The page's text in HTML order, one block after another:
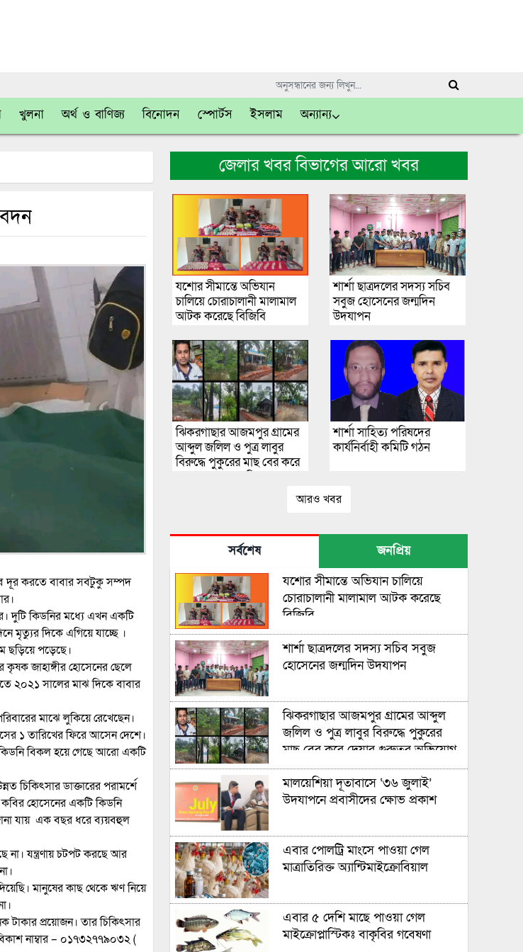
খুলনা অর্থ ও বাণিজ্য বিনোদন স্পোর্টস ইসলাম অন্যান্য
দূর করতে বাবার সবটুকু সম্পদ
দুটি কিডনির মধ্যে এখন একটি
মৃত্যুর দিকে এগিয়ে যাচ্ছে ।
ছড়িয়ে পড়েছে।
জাহাঙ্গীর হোসেনের ছেলে
২০২১ সালের মাঝ দিকে বাবার
মাঝে লুকিয়ে রেখেছেন।
১ তারিখের ফিরে আসেন দেশে।
কিডনি বিকল হয়ে গেছে আরো একটি
চিকিৎসার ডাক্তারের পরামর্শে
কবির হোসেনের একটি কিডনি
যায় এক বছর ধরে ব্যয়বহুল
না। যন্ত্রণায় চটপট করছে আর
মানুষের কাছ থেকে ঋণ নিয়ে
টাকার প্রয়োজন। তার চিকিৎসার
নাম্বার – ০১৭৩২৭৭৯০৩২ (
জেলার খবর বিভাগের আরো খবর
যশোর সীমান্তে অভিযান
চালিয়ে চোরাচালানী মালামাল
আটক করেছে বিজিবি
শার্শা ছাত্রদলের সদস্য সচিব
সবুজ হোসেনের জন্মদিন
উদযাপন
ঝিকরগাছার আজমপুর গ্রামের
আব্দুল জলিল ও পুত্র লাবুর
বিরুদ্ধে পুকুরের মাছ বের করে
শার্শা সাহিত্য পরিষদের
কার্যনির্বাহী কমিটি গঠন
আরও খবর
সর্বশেষ জনপ্রিয়
যশোর সীমান্তে অভিযান চালিয়ে
চোরাচালানী মালামাল আটক করেছে
বিজিবি
শার্শা ছাত্রদলের সদস্য সচিব সবুজ
হোসেনের জন্মদিন উদযাপন
ঝিকরগাছার আজমপুর গ্রামের আব্দুল
জলিল ও পুত্র লাবুর বিরুদ্ধে পুকুরের
মাছ বের করে দেয়ার গুরুতর অভিযোগ
উঠেছে
মালয়েশিয়া দূতাবাসে ‘৩৬ জুলাই’
উদযাপনে প্রবাসীদের ক্ষোভ প্রকাশ
এবার পোলট্রি মাংসে পাওয়া গেল
মাত্রাতিরিক্ত অ্যান্টিমাইক্রোবিয়াল
এবার ৫ দেশি মাছে পাওয়া গেল
মাইক্রোপ্লাস্টিকঃ বাকৃবির গবেষণা